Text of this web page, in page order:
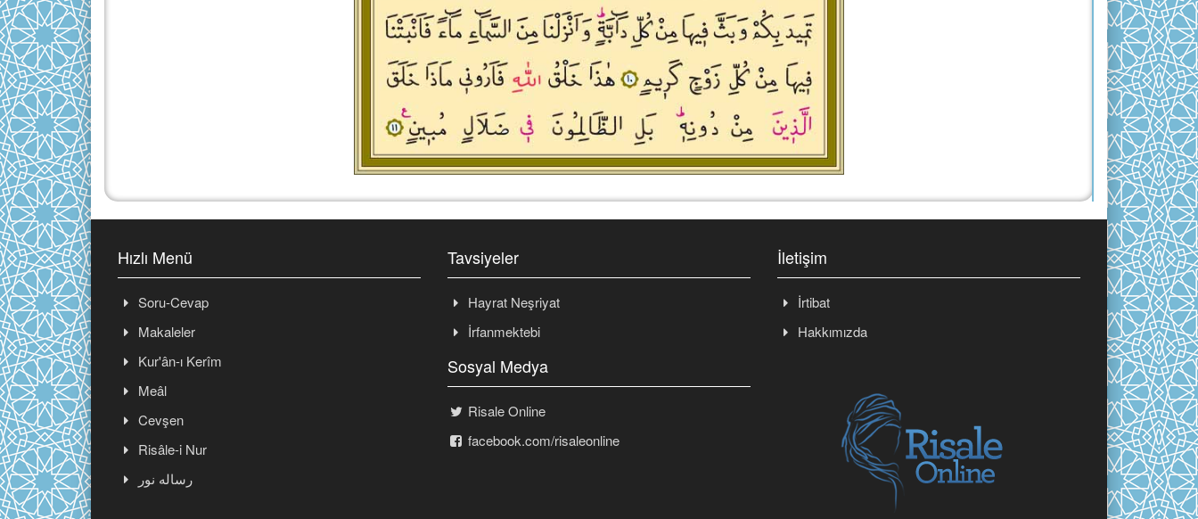
ENBİYÂ
HACC
MÜ’MİNÛN
NÛR
FURKĀN
ŞUARÂ
NEML
KASAS
ANKEBÛT
RÛM
LOKMÂN
(AS)
SECDE
AHZÂB
SEBE’
FÂTIR
YÂ-
SÎN
Hızlı Menü
Soru-Cevap
Makaleler
Kur'ân-ı Kerîm
Meâl
Cevşen
Risâle-i Nur
رساله نور
Tavsiyeler
Hayrat Neşriyat
İrfanmektebi
Sosyal Medya
Risale Online
facebook.com/risaleonline
İletişim
İrtibat
Hakkımızda